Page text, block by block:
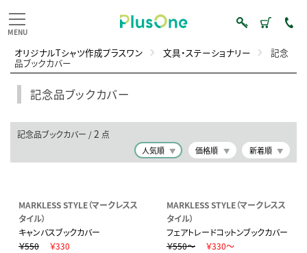
オリジナルTシャツ作成プラスワン 文具・ステーショナリー 記念
品ブックカバー
記念品ブックカバー
記念品ブックカバー /2 点
人気順 価格順 新着順
MARKLESS STYLE（マークレスス
タイル）
キャンバスブックカバー
￥550
￥330
MARKLESS STYLE（マークレスス
タイル）
フェアトレードコットンブックカバー
￥550～
￥330～